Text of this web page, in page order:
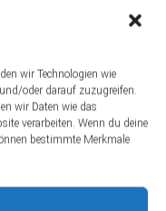
wir Technologien wie
oder darauf zuzugreifen.
wir Daten wie das
verarbeiten. Wenn du deine
bestimmte Merkmale
das
Technik erhält
der reich
dient dabei als
und ihm
für ein